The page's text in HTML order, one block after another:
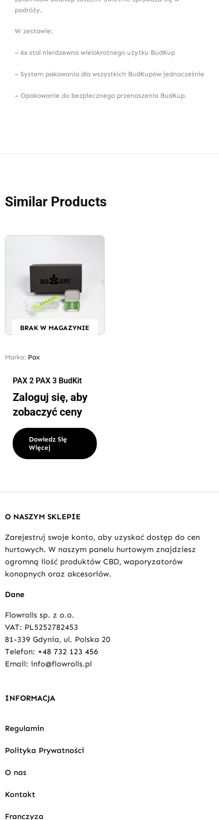
podróży.
W zestawie:
– 6x stal nierdzewna wielokrotnego użytku BudKup
– System pakowania dla wszystkich BudKupów jednocześnie
– Opakowanie do bezpiecznego przenoszenia BudKup.
Similar Products
BRAK W MAGAZYNIE
Marka: Pax
PAX 2 PAX 3 BudKit
Zaloguj się, aby
zobaczyć ceny
Dowiedz Się
Więcej
O NASZYM SKLEPIE
Zarejestruj swoje konto, aby uzyskać dostęp do cen
hurtowych. W naszym panelu hurtowym znajdziesz
ogromną ilość produktów CBD, waporyzatorów
konopnych oraz akcesoriów.
Dane
Flowrolls sp. z o.o.
VAT: PL5252782453
81-339 Gdynia, ul. Polska 20
Telefon: +48 732 123 456
Email: info@flowrolls.pl
INFORMACJA
Regulamin
Polityka Prywatności
O nas
Kontakt
Franczyza